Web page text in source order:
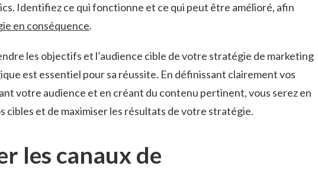
Identifiez​ ce qui fonctionne et ce qui peut ‍être‌ amélioré, afin
en conséquence.
les objectifs et l’audience cible de votre stratégie de marketing
est essentiel pour sa réussite. En définissant clairement ‌vos
votre audience et en créant du contenu pertinent, vous serez en
cibles et de maximiser les ​résultats de votre stratégie.
les canaux de